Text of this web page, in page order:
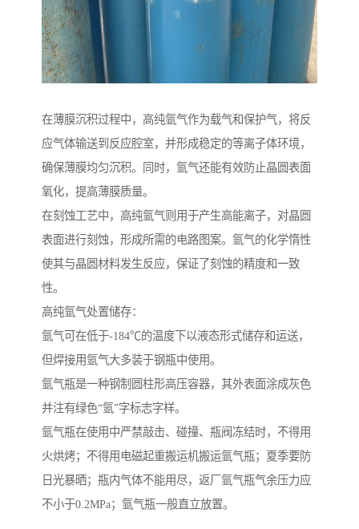
在薄膜沉积过程中，高纯氩气作为载气和保护气，将反
应气体输送到反应腔室，并形成稳定的等离子体环境，
确保薄膜均匀沉积。同时，氩气还能有效防止晶圆表面
氧化，提高薄膜质量。
在刻蚀工艺中，高纯氩气则用于产生高能离子，对晶圆
表面进行刻蚀，形成所需的电路图案。氩气的化学惰性
使其与晶圆材料发生反应，保证了刻蚀的精度和一致
性。
高纯氩气处置储存：
氩气可在低于-184℃的温度下以液态形式储存和运送，
但焊接用氩气大多装于钢瓶中使用。
氩气瓶是一种钢制圆柱形高压容器，其外表面涂成灰色
并注有绿色“氩”字标志字样。
氩气瓶在使用中严禁敲击、碰撞、瓶阀冻结时，不得用
火烘烤；不得用电磁起重搬运机搬运氩气瓶；夏季要防
日光暴晒；瓶内气体不能用尽，返厂氩气瓶气余压力应
不小于0.2MPa；氩气瓶一般直立放置。